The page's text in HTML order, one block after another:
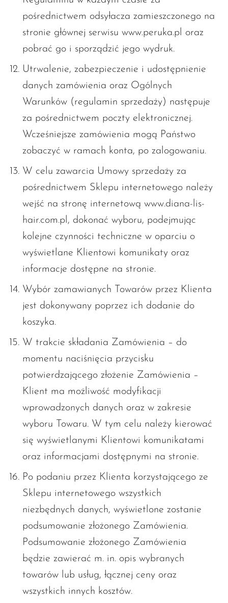
pośrednictwem odsyłacza zamieszczonego na
stronie głównej serwisu www.peruka.pl oraz
pobrać go i sporządzić jego wydruk.
Utrwalenie, zabezpieczenie i udostępnienie
danych zamówienia oraz Ogólnych
Warunków (regulamin sprzedaży) następuje
za pośrednictwem poczty elektronicznej.
Wcześniejsze zamówienia mogą Państwo
zobaczyć w ramach konta, po zalogowaniu.
W celu zawarcia Umowy sprzedaży za
pośrednictwem Sklepu internetowego należy
wejść na stronę internetową www.diana-lis-
hair.com.pl, dokonać wyboru, podejmując
kolejne czynności techniczne w oparciu o
wyświetlane Klientowi komunikaty oraz
informacje dostępne na stronie.
Wybór zamawianych Towarów przez Klienta
jest dokonywany poprzez ich dodanie do
koszyka.
W trakcie składania Zamówienia – do
momentu naciśnięcia przycisku
potwierdzającego złożenie Zamówienia –
Klient ma możliwość modyfikacji
wprowadzonych danych oraz w zakresie
wyboru Towaru. W tym celu należy kierować
się wyświetlanymi Klientowi komunikatami
oraz informacjami dostępnymi na stronie.
Po podaniu przez Klienta korzystającego ze
Sklepu internetowego wszystkich
niezbędnych danych, wyświetlone zostanie
podsumowanie złożonego Zamówienia.
Podsumowanie złożonego Zamówienia
będzie zawierać m. in. opis wybranych
towarów lub usług, łącznej ceny oraz
wszystkich innych kosztów.